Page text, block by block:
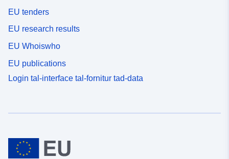
EU tenders
EU research results
EU Whoiswho
EU publications
Login tal-interface tal-fornitur tad-data